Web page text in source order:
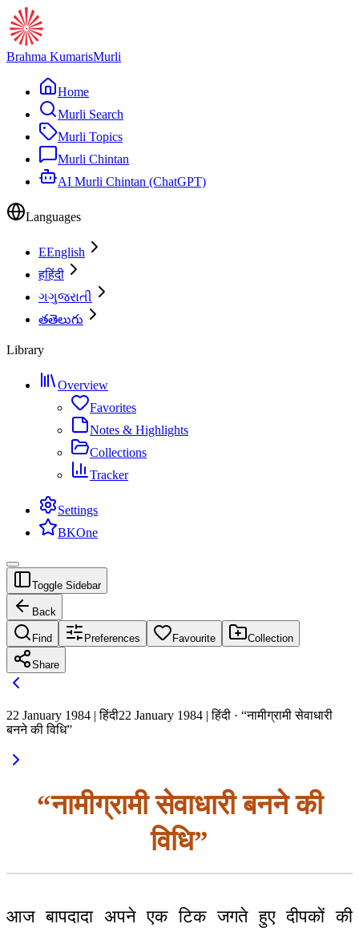
Brahma KumarisMurli
Home
Murli Search
Murli Topics
Murli Chintan
AI Murli Chintan (ChatGPT)
Languages
EEnglish
हहिंदी
ગગુજરાતી
తతెలుగు
Library
Overview
Favorites
Notes & Highlights
Collections
Tracker
Settings
BKOne
Toggle Sidebar
Back
Find Preferences Favourite Collection
Share
22 January 1984 | हिंदी22 January 1984 | हिंदी · “नामीग्रामी सेवाधारी
बनने की विधि”
“नामीग्रामी सेवाधारी बनने की
विधि”
आज बापदादा अपने एक टिक जगते हुए दीपकों की